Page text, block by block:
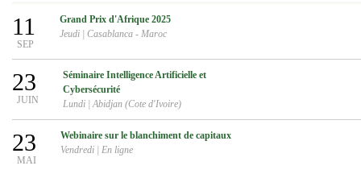
11
SEP
Grand Prix d'Afrique 2025
Jeudi
Casablanca - Maroc
23
JUIN
Séminaire Intelligence Artificielle et
Cybersécurité
Lundi |Abidjan (Cote d'Ivoire)
23
MAI
Webinaire sur le blanchiment de capitaux
Vendredi
En ligne